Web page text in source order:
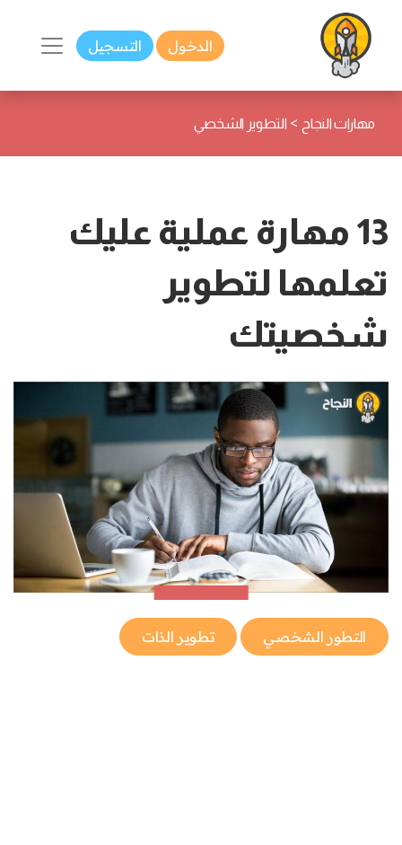
الدخول التسجيل
مهارات النجاح > التطوير الشخصي
13 مهارة عملية عليك
تعلمها لتطوير
شخصيتك
التطور الشخصي تطوير الذات